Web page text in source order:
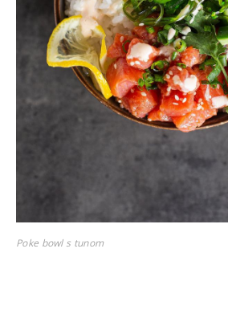
Poke bowl s tunom